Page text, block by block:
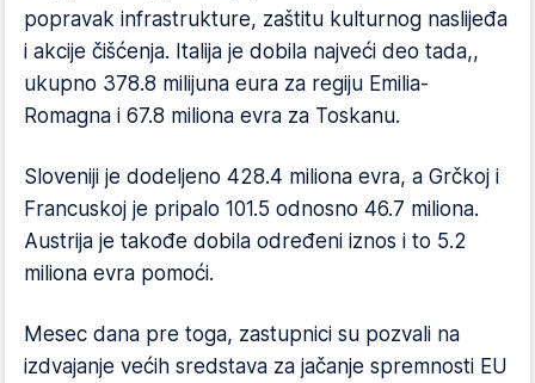
popravak infrastrukture, zaštitu kulturnog naslijeđa
i akcije čišćenja. Italija je dobila najveći deo tada,,
ukupno 378.8 milijuna eura za regiju Emilia-
Romagna i 67.8 miliona evra za Toskanu.
Sloveniji je dodeljeno 428.4 miliona evra, a Grčkoj i
Francuskoj je pripalo 101.5 odnosno 46.7 miliona.
Austrija je takođe dobila određeni iznos i to 5.2
miliona evra pomoći.
Mesec dana pre toga, zastupnici su pozvali na
izdvajanje većih sredstava za jačanje spremnosti EU